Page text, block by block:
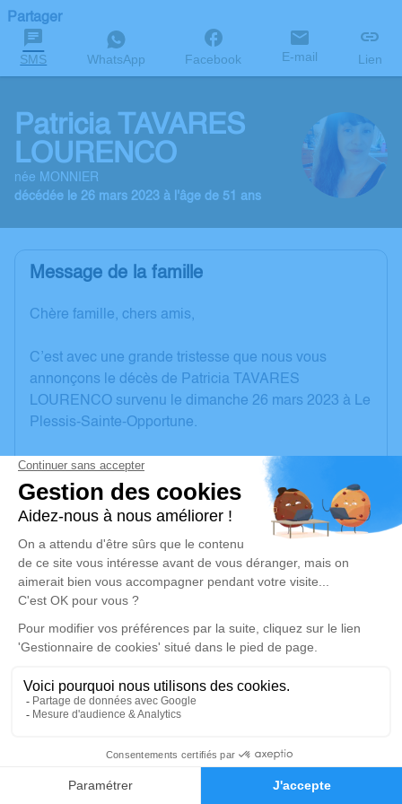
Faire-part Hommages
Partager
SMS WhatsApp Facebook E-mail Lien
Patricia TAVARES
LOURENCO
née MONNIER
décédée le 26 mars 2023 à l'âge de 51 ans
Message de la famille
Chère famille, chers amis,
C’est avec une grande tristesse que nous vous
annonçons le décès de Patricia TAVARES
LOURENCO survenu le dimanche 26 mars 2023 à Le
Plessis-Sainte-Opportune.
Nous vous invitons à utiliser cet espace pour laisser
vos condoléances, partager des photos souvenirs,
une anecdote ou exprimer vos pensées à travers des
poèmes ou des textes. Cet endroit est un lieu
d'expression dédié à honorer la mémoire de Patricia
disponible ici.
vendredi 31 mars 2023 à 14h30
rue de la Forge